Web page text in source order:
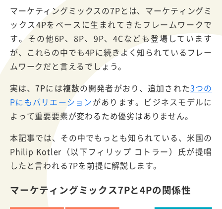
マーケティングミックスの7Pとは、マーケティングミ
ックス4Pをベースに生まれてきたフレームワークで
す。その他6P、8P、9P、4Cなども登場しています
が、これらの中でも4Pに続きよく知られているフレー
ムワークだと言えるでしょう。
実は、7Pには複数の開発者がおり、追加された3つの
Pにもバリエーションがあります。ビジネスモデルに
よって重要要素が変わるため優劣はありません。
本記事では、その中でもっとも知られている、米国の
Philip Kotler（以下フィリップ コトラー）氏が提唱
したと言われる7Pを前提に解説します。
マーケティングミックス7Pと4Pの関係性